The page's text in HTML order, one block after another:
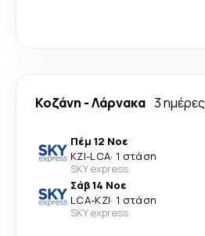
Κοζάνη -Λάρνακα 3 ημέρες
Πέμ 12 Νοε
KZI-LCA· 1 στάση
SKY express
Σάβ 14 Νοε
LCA-KZI· 1 στάση
SKY express